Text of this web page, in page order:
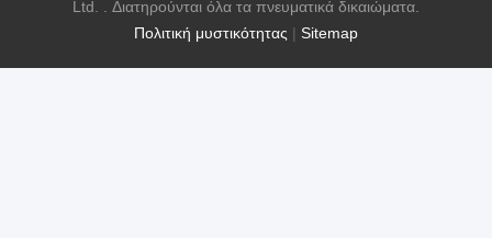
Πολιτική μυστικότητας | Sitemap
Ltd. . Διατηρούνται όλα τα πνευματικά δικαιώματα.